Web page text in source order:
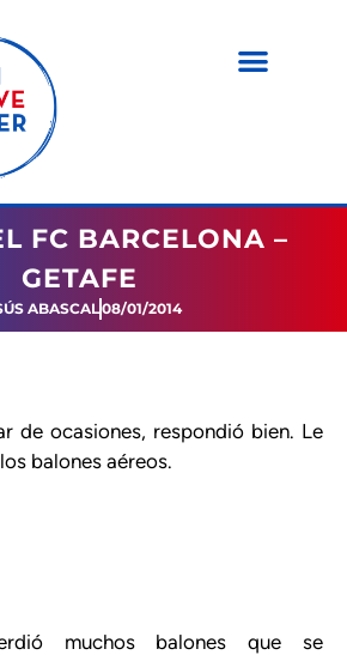
FC BARCELONA –
GETAFE
ABASCAL08/01/2014
de ocasiones, respondió bien. Le
balones aéreos.
muchos balones que se